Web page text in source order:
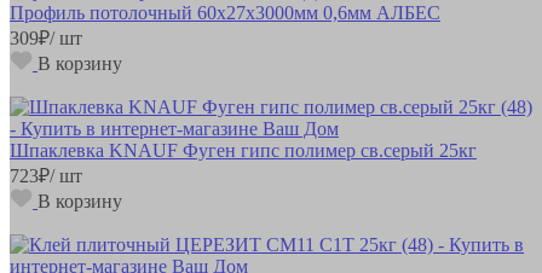
Профиль потолочный 60х27х3000мм 0,6мм АЛБЕС
309₽/ шт
В корзину
Шпаклевка KNAUF Фуген гипс полимер св.серый 25кг
723₽/ шт
В корзину